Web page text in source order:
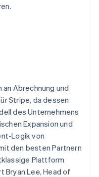
Abrechnung und
Stripe, da dessen
des Unternehmens
Expansion und
Logik von
den besten Partnern
Plattform
Bryan Lee, Head of